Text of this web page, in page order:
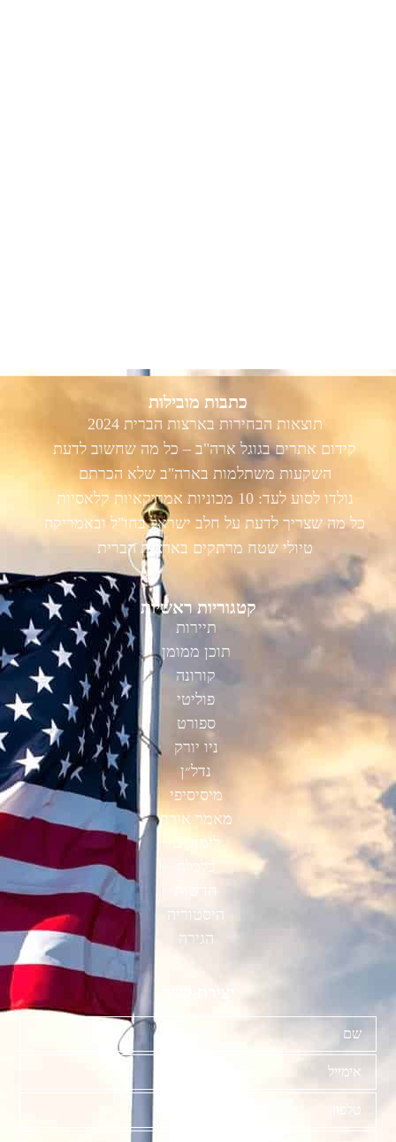
כתבות מובילות
תוצאות הבחירות בארצות הברית 2024
קידום אתרים בגוגל ארה"ב – כל מה שחשוב לדעת
השקעות משתלמות בארה"ב שלא הכרתם
נולדו לסוע לעד: 10 מכוניות אמריקאיות קלאסיות
כל מה שצריך לדעת על חלב ישראל בחו"ל ובאמריקה
טיולי שטח מרתקים בארצות הברית
קטגוריות ראשיות
תיירות
תוכן ממומן
קורונה
פוליטי
ספורט
ניו יורק
נדל״ן
מיסיסיפי
מאמר אורח
לימודים
כלכלה
חדשות
היסטוריה
הגירה